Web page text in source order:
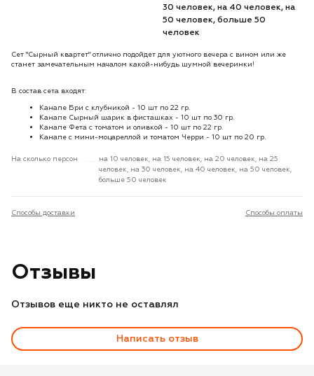
30 человек, на 40 человек, на
50 человек, больше 50
человек
Сет "Сырный квартет" отлично подойдет для уютного вечера с вином или же
станет замечательным началом какой-нибудь шумной вечеринки!
В состав сета входят:
Канапе Бри с клубникой - 10 шт по 22 гр.
Канапе Сырный шарик в фисташках - 10 шт по 30 гр.
Канапе Фета с томатом и оливкой - 10 шт по 22 гр.
Канапе с мини-моцареллой и томатом Черри - 10 шт по 20 гр.
На сколько персон
на 10 человек, на 15 человек, на 20 человек, на 25
человек, на 30 человек, на 40 человек, на 50 человек,
больше 50 человек
Способы доставки Способы оплаты
Отзывы
Отзывов еще никто не оставлял
Написать отзыв